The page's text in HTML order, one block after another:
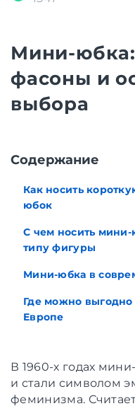
Мини-
фасоны и
выбора
Cодержание
Как носить
юбок
С чем носить
типу фигуры
Мини-юбка в
Где можно
Европе
В 1960-х годах
и стали символом
феминизма.